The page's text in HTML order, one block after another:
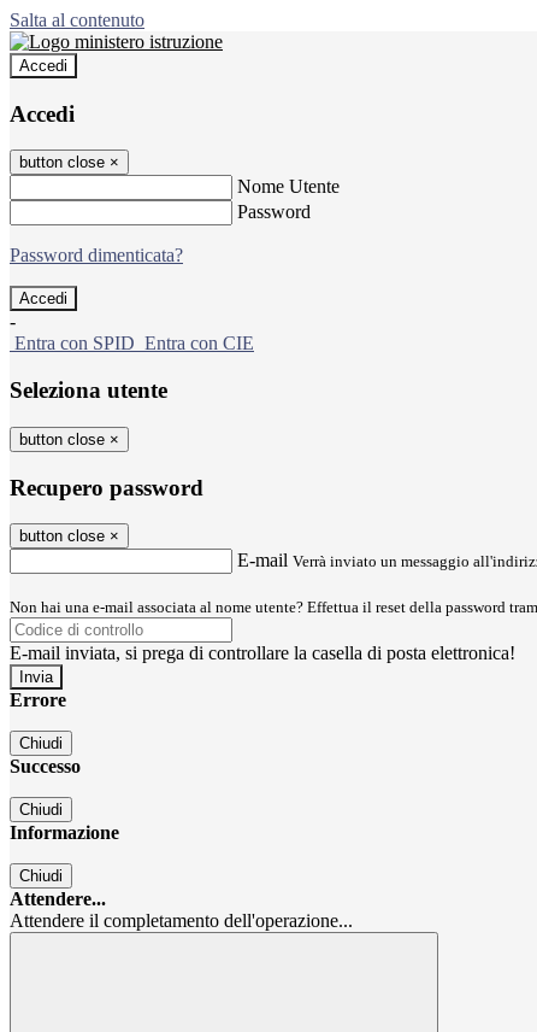
Salta al contenuto
Accedi
Accedi
button close ×
Nome Utente
Password
Password dimenticata?
-
Entra con SPID Entra con CIE
Seleziona utente
button close ×
Recupero password
button close ×
E-mail Verrà inviato un messaggio
Non hai una e-mail associata al nome utente? Effettua il reset della password
E-mail inviata, si prega di controllare la casella di posta elettronica!
Errore
Chiudi
Successo
Chiudi
Informazione
Chiudi
Attendere...
Attendere il completamento dell'operazione...